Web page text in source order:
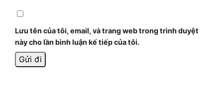
Lưu tên của tôi, email, và trang web trong trình duyệt
này cho lần bình luận kế tiếp của tôi.